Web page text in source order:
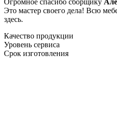
Это мастер своего дела! Всю
здесь.
Качество продукции
Уровень сервиса
Срок изготовления